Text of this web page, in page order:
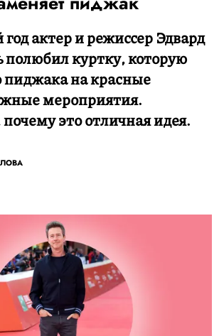
актер и режиссер Эдвард
полюбил куртку, которую
пиджака на красные
мероприятия.
это отличная идея.